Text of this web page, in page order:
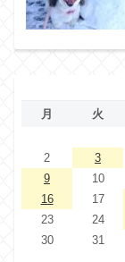
月 火
2
3
9
10
16
17
23
24
30
31